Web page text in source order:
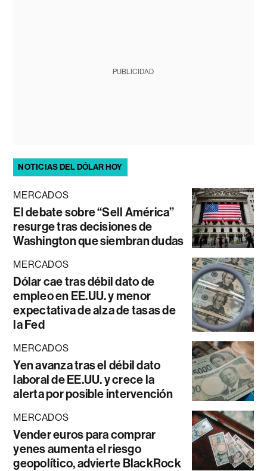
PUBLICIDAD
NOTICIAS DEL DÓLAR HOY
MERCADOS
El debate sobre “Sell América”
resurge tras decisiones de
Washington que siembran dudas
MERCADOS
Dólar cae tras débil dato de
empleo en EE.UU. y menor
expectativa de alza de tasas de
la Fed
MERCADOS
Yen avanza tras el débil dato
laboral de EE.UU. y crece la
alerta por posible intervención
MERCADOS
Vender euros para comprar
yenes aumenta el riesgo
geopolítico, advierte BlackRock